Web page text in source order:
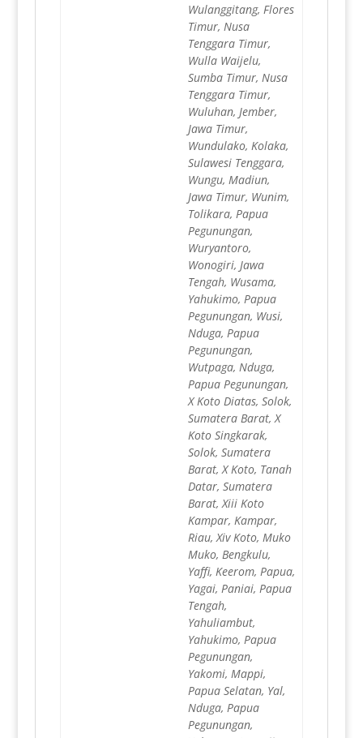
Wulanggitang, Flores
Timur, Nusa
Tenggara Timur,
Wulla Waijelu,
Sumba Timur, Nusa
Tenggara Timur,
Wuluhan, Jember,
Jawa Timur,
Wundulako, Kolaka,
Sulawesi Tenggara,
Wungu, Madiun,
Jawa Timur, Wunim,
Tolikara, Papua
Pegunungan,
Wuryantoro,
Wonogiri, Jawa
Tengah, Wusama,
Yahukimo, Papua
Pegunungan, Wusi,
Nduga, Papua
Pegunungan,
Wutpaga, Nduga,
Papua Pegunungan,
X Koto Diatas, Solok,
Sumatera Barat, X
Koto Singkarak,
Solok, Sumatera
Barat, X Koto, Tanah
Datar, Sumatera
Barat, Xiii Koto
Kampar, Kampar,
Riau, Xiv Koto, Muko
Muko, Bengkulu,
Yaffi, Keerom, Papua,
Yagai, Paniai, Papua
Tengah,
Yahuliambut,
Yahukimo, Papua
Pegunungan,
Yakomi, Mappi,
Papua Selatan, Yal,
Nduga, Papua
Pegunungan,